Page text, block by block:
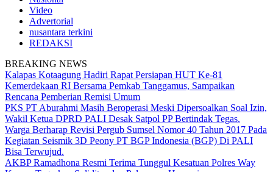
Video
Advertorial
nusantara terkini
REDAKSI
BREAKING NEWS
Kalapas Kotaagung Hadiri Rapat Persiapan HUT Ke-81
Kemerdekaan RI Bersama Pemkab Tanggamus, Sampaikan
Rencana Pemberian Remisi Umum
PKS PT Aburahmi Masih Beroperasi Meski Dipersoalkan Soal Izin,
Wakil Ketua DPRD PALI Desak Satpol PP Bertindak Tegas.
Warga Berharap Revisi Pergub Sumsel Nomor 40 Tahun 2017 Pada
Kegiatan Seismik 3D Peony PT BGP Indonesia (BGP) Di PALI
Bisa Terwujud.
AKBP Ramadhona Resmi Terima Tunggul Kesatuan Polres Way